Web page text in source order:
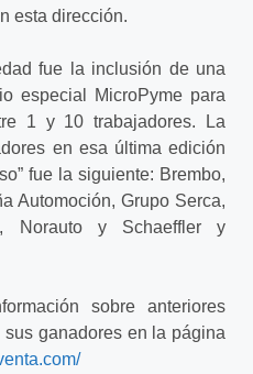
esta dirección.
fue la inclusión de una
especial MicroPyme para
1 y 10 trabajadores. La
en esa última edición
fue la siguiente: Brembo,
Automoción, Grupo Serca,
Norauto y Schaeffler y
sobre anteriores
ganadores en la página